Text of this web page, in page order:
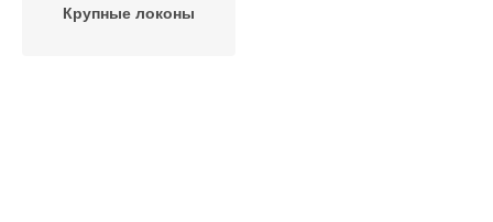
Крупные локоны